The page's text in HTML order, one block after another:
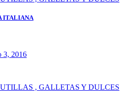
ITALIANA
3, 2016
, GALLETAS Y DULCES